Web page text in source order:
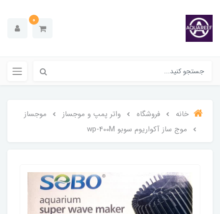
0
خانه فروشگاه واتر پمپ و موجساز
موجساز
موج ساز آکواریوم سوبو wp-400M